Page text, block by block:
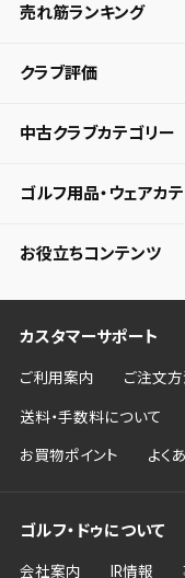
売れ筋ランキング
クラブ評価
中古クラブカテゴリー
ゴルフ用品・ウェアカ
お役立ちコンテンツ
カスタマーサポート
ご利用案内 ご注文
送料・手数料について
お買物ポイント よく
ゴルフ・ドゥについて
会社案内 IR情報